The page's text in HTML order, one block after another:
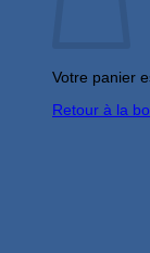
Votre panier
Retour à la